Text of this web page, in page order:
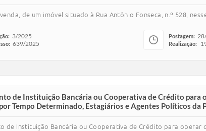
de um imóvel situado à Rua Antônio Fonseca, n.º 528,
3/2025
639/2025
Postagem:
Realização:
de Instituição Bancária ou Cooperativa de Crédito para
Tempo Determinado, Estagiários e Agentes Políticos da
de Instituição Bancária ou Cooperativa de Crédito para